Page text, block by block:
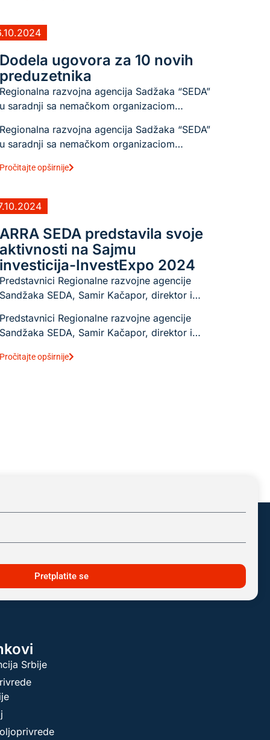
ugovora za 10 novih
razvojna agencija Sadžaka “SEDA”
saradnji sa nemačkom organizaciom…
razvojna agencija Sadžaka “SEDA”
saradnji sa nemačkom organizaciom…
opširnije
SEDA predstavila svoje
na Sajmu
InvestExpo 2024
Regionalne razvojne agencije
SEDA, Samir Kačapor, direktor i…
Regionalne razvojne agencije
SEDA, Samir Kačapor, direktor i…
opširnije
Pretplatite se
Srbije